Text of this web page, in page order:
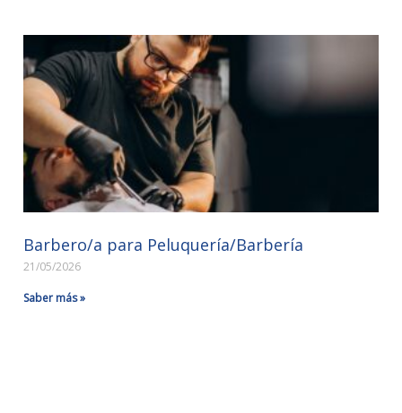
Barbero/a para Peluquería/Barbería
21/05/2026
Saber más »